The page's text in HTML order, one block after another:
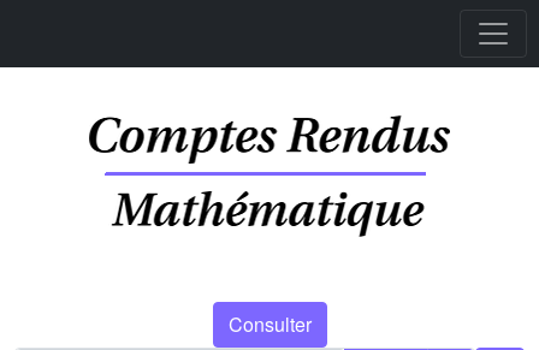
Consulter